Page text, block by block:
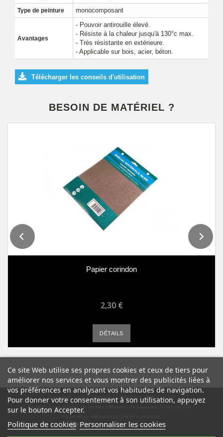
Type de peinture monocomposant
Avantages
- Pouvoir antirouille élevé.
- Résiste à la chaleur jusqu'à 130°c max.
- Très résistante en extérieure.
- Applicable sur bois, acier, béton.
Télécharger les conseils d'utilisation
BESOIN DE MATÉRIEL ?
Papier corindon
2,30 €
DÉTAILS
Contactez-nous Livraison
Conditions d'utilisation
Conditions générales de ventes
Formulaire rétractation
Ce site Web utilise ses propres cookies et ceux de tiers pour
améliorer nos services et vous montrer des publicités liées à
vos préférences en analysant vos habitudes de navigation.
Pour donner votre consentement à son utilisation, appuyez
sur le bouton Accepter.
Politique de cookies Personnaliser les cookies